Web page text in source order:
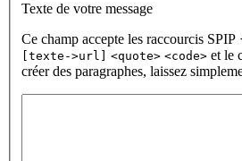
Texte de votre message
Ce champ accepte les raccourcis SPIP
[texte->url]
<quote> <code> et le
créer des paragraphes, laissez